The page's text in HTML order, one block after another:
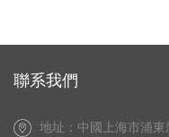
聯系我們
地址：中國上海市浦東